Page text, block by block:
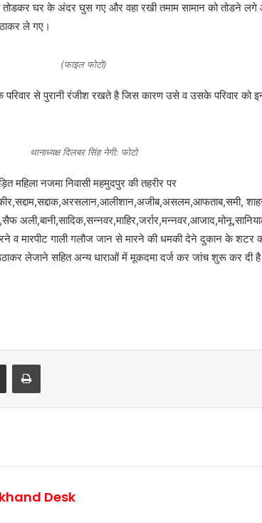
तोडकर घर के अंदर घुस गए और वहा रखी तमाम सामान को तोडने
ले गए।
(फाइल फोटो)
परिवार से पुरानी रंजीश रखते है जिस कारण उसे व उसके परिवार को
थानाध्यक्ष दिलबर सिंह नेगी: फोटो
महिला नजमा निवासी महमुदपुर की तहरीर पर
व मारपीट गाली गलौज जान से मारने की धमकी देने दुकान के शटर
लेजाने सहित अन्य धाराओं में मूकदमा दर्ज कर जांच शुरू कर दी है
Desk